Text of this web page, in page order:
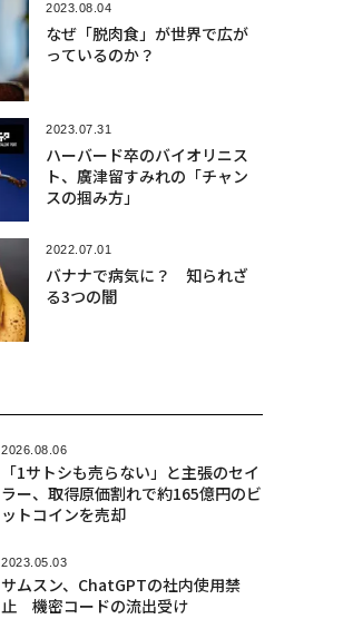
2023.08.04
なぜ「脱肉食」が世界で広が
っているのか？
2023.07.31
ハーバード卒のバイオリニス
ト、廣津留すみれの「チャン
スの掴み方」
2022.07.01
バナナで病気に？ 知られざ
る3つの闇
2026.08.06
「1サトシも売らない」と主張のセイ
ラー、取得原価割れで約165億円のビ
ットコインを売却
2023.05.03
サムスン、ChatGPTの社内使用禁
止 機密コードの流出受け